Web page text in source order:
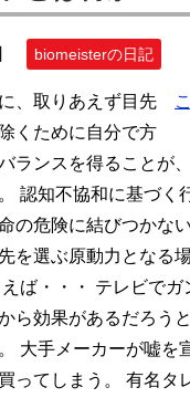
biomeisterの日記
、取りあえず目先
くために自分で方
ランスを得ることが
認知不協和に基づく
の危険に結びつかな
を選ぶ原動力となる
ば・・・ テレビでガ
ら効果があるだろう
大手メーカーが嘘を
ってしまう。 有名タ